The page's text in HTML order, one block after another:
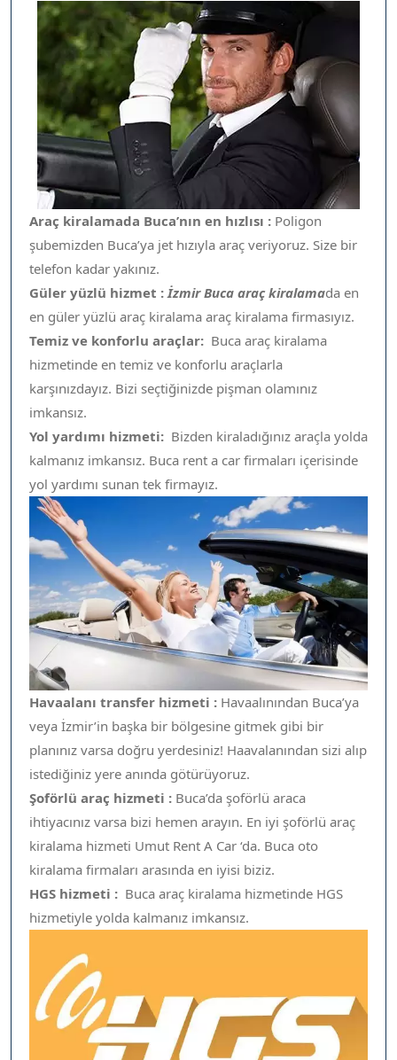
Araç kiralamada Buca’nın en hızlısı : Poligon
şubemizden Buca’ya jet hızıyla araç veriyoruz. Size bir
telefon kadar yakınız.
Güler yüzlü hizmet :İzmirBuca araç kiralamada en
en güler yüzlü araç kiralama araç kiralama firmasıyız.
Temiz ve konforlu araçlar: Buca araç kiralama
hizmetinde en temiz ve konforlu araçlarla
karşınızdayız. Bizi seçtiğinizde pişman olamınız
imkansız.
Yol yardımı hizmeti: Bizden kiraladığınız araçla yolda
kalmanız imkansız. Buca rent a car firmaları içerisinde
yol yardımı sunan tek firmayız.
Havaalanı transfer hizmeti : Havaalınından Buca’ya
veya İzmir’in başka bir bölgesine gitmek gibi bir
planınız varsa doğru yerdesiniz! Haavalanından sizi alıp
istediğiniz yere anında götürüyoruz.
Şoförlü araç hizmeti : Buca’da şoförlü araca
ihtiyacınız varsa bizi hemen arayın. En iyi şoförlü araç
kiralama hizmeti Umut Rent A Car ‘da. Buca oto
kiralama firmaları arasında en iyisi biziz.
HGS hizmeti : Buca araç kiralama hizmetinde HGS
hizmetiyle yolda kalmanız imkansız.